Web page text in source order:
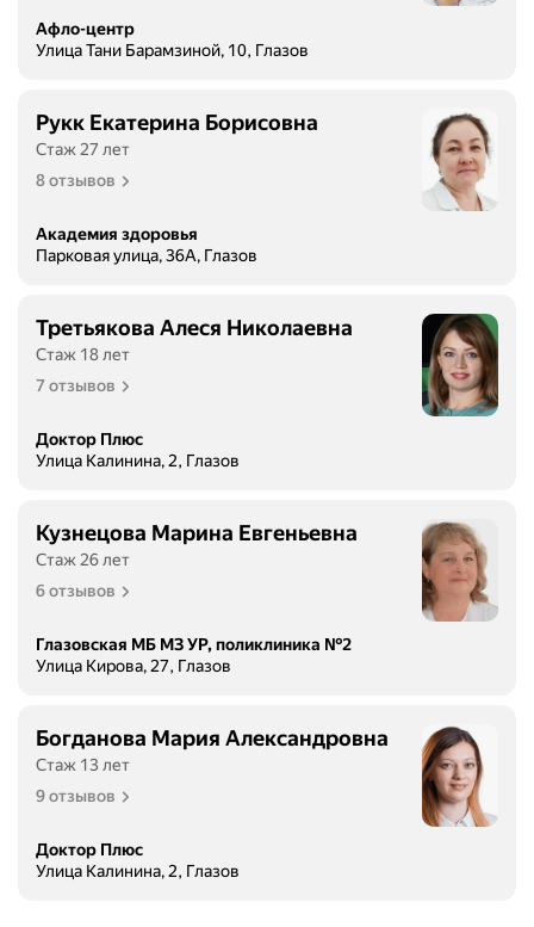
Афло-центр
Улица Тани Барамзиной, 10, Глазов
Рукк Екатерина Борисовна
Стаж 27 лет
8 отзывов
Академия здоровья
Парковая улица, 36А, Глазов
Третьякова Алеся Николаевна
Стаж 18 лет
7 отзывов
Доктор Плюс
Улица Калинина, 2, Глазов
Кузнецова Марина Евгеньевна
Стаж 26 лет
6 отзывов
Глазовская МБ МЗ УР, поликлиника №2
Улица Кирова, 27, Глазов
Богданова Мария Александровна
Стаж 13 лет
9 отзывов
Доктор Плюс
Улица Калинина, 2, Глазов